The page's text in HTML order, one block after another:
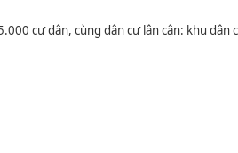
cư dân, cùng dân cư lân cận: khu dân